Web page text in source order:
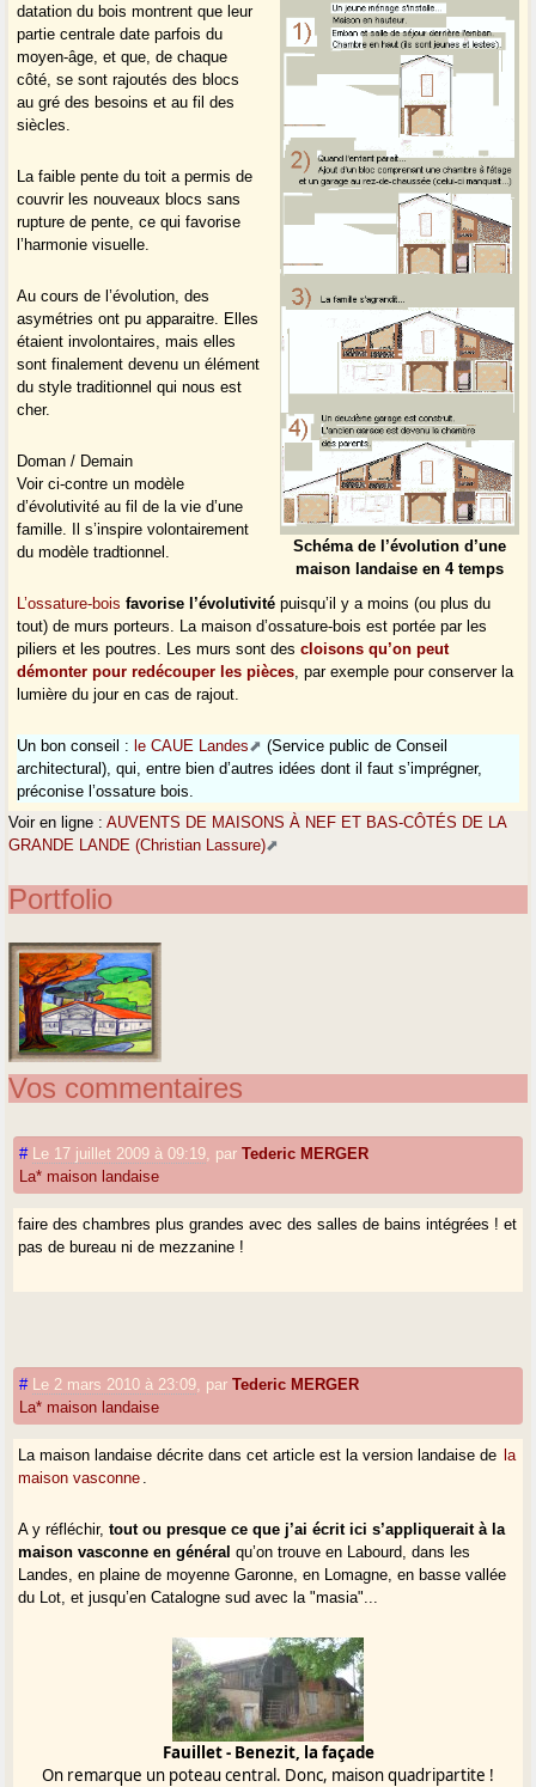
Schéma de l’évolution d’une
maison landaise en 4 temps
datation du bois montrent que leur
partie centrale date parfois du
moyen-âge, et que, de chaque
côté, se sont rajoutés des blocs
au gré des besoins et au fil des
siècles.
La faible pente du toit a permis de
couvrir les nouveaux blocs sans
rupture de pente, ce qui favorise
l’harmonie visuelle.
Au cours de l’évolution, des
asymétries ont pu apparaitre. Elles
étaient involontaires, mais elles
sont finalement devenu un élément
du style traditionnel qui nous est
cher.
Doman / Demain
Voir ci-contre un modèle
d’évolutivité au fil de la vie d’une
famille. Il s’inspire volontairement
du modèle tradtionnel.
L’ossature-bois favorise l’évolutivité puisqu’il y a moins (ou plus du
tout) de murs porteurs. La maison d’ossature-bois est portée par les
piliers et les poutres. Les murs sont descloisons qu’on peut
démonter pour redécouper les pièces, par exemple pour conserver la
lumière du jour en cas de rajout.
Un bon conseil : le CAUE Landes
(Service public de Conseil
architectural), qui, entre bien d’autres idées dont il faut s’imprégner,
préconise l’ossature bois.
Voir en ligne :AUVENTS DE MAISONS À NEF ET BAS-CÔTÉS DE LA
GRANDE LANDE (Christian Lassure)
Portfolio
Vos commentaires
# Le 17 juillet 2009 à 09:19 parTederic MERGER
La* maison landaise
faire des chambres plus grandes avec des salles de bains intégrées ! et
pas de bureau ni de mezzanine !
# Le 2 mars 2010 à 23:09 parTederic MERGER
La* maison landaise
La maison landaise décrite dans cet article est la version landaise de la
maison vasconne
A y réfléchir,tout ou presque ce que j’ai écrit ici s’appliquerait à la
maison vasconne en général qu’on trouve en Labourd, dans les
Landes, en plaine de moyenne Garonne, en Lomagne, en basse vallée
du Lot, et jusqu’en Catalogne sud avec la "masia"...
Fauillet - Benezit, la façade
On remarque un poteau central. Donc, maison quadripartite !